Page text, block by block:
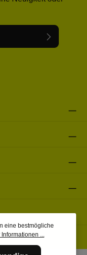
eine bestmögliche
Informationen ...